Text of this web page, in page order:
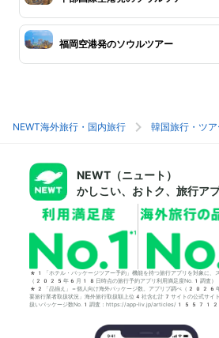
福岡空港発のソウルツアー
NEWT海外旅行・国内旅行 韓国旅行・ツア
NEWT（ニュート）
かしこい、おトク、旅行ア
*1「ホテル・パッケージツアー予約」機能を持つ旅行アプリを対象に、
（2025年6月18日時点の旅行予約アプリ利用満足度No.1調査）
*2「品揃え」＝個人向け海外パッケージ数。アプリブ調べ（
要旅行業者取扱状況」海外旅行取扱額上位4社含む計7サイトの公式サイ
扱いパッケージ数No.1調査：https://app-liv.jp/articles/